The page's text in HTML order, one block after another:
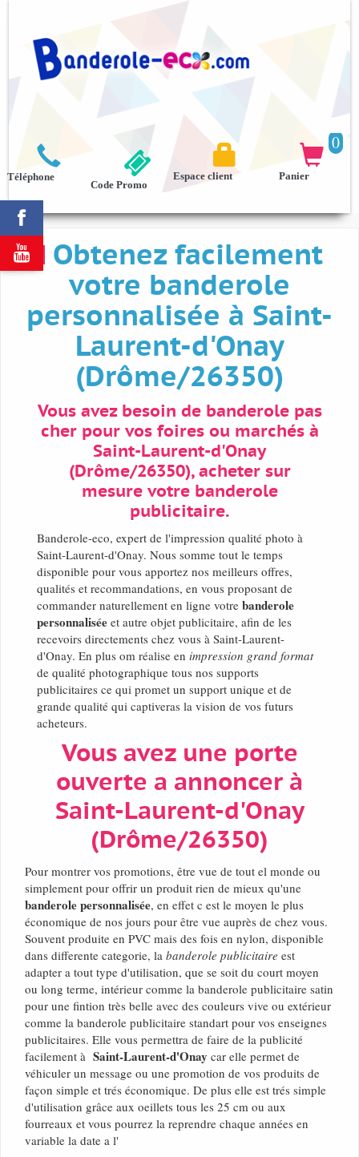



Téléphone
0

Panier

Espace client
Code Promo
Obtenez facilement
votre banderole
personnalisée à Saint-
Laurent-d'Onay
(Drôme/26350)
Vous avez besoin de banderole pas
cher pour vos foires ou marchés à
Saint-Laurent-d'Onay
(Drôme/26350), acheter sur
mesure votre banderole
publicitaire.
Banderole-eco, expert de l'impression qualité photo à
Saint-Laurent-d'Onay. Nous somme tout le temps
disponible pour vous apportez nos meilleurs offres,
qualités et recommandations, en vous proposant de
commander naturellement en ligne votre banderole
personnalisée et autre objet publicitaire, afin de les
recevoirs directements chez vous à Saint-Laurent-
d'Onay. En plus om réalise en impression grand format
de qualité photographique tous nos supports
publicitaires ce qui promet un support unique et de
grande qualité qui captiveras la vision de vos futurs
acheteurs.
Vous avez une porte
ouverte a annoncer à
Saint-Laurent-d'Onay
(Drôme/26350)
Pour montrer vos promotions, être vue de tout el monde ou
simplement pour offrir un produit rien de mieux qu'une
banderole personnalisée, en effet c est le moyen le plus
économique de nos jours pour être vue auprès de chez vous.
Souvent produite en PVC mais des fois en nylon, disponible
dans differente categorie, la banderole publicitaire est
adapter a tout type d'utilisation, que se soit du court moyen
ou long terme, intérieur comme la banderole publicitaire satin
pour une fintion très belle avec des couleurs vive ou extérieur
comme la banderole publicitaire standart pour vos enseignes
publicitaires. Elle vous permettra de faire de la publicité
facilement à Saint-Laurent-d'Onay car elle permet de
véhiculer un message ou une promotion de vos produits de
façon simple et trés économique. De plus elle est trés simple
d'utilisation grâce aux oeillets tous les 25 cm ou aux
fourreaux et vous pourrez la reprendre chaque années en
variable la date a l'